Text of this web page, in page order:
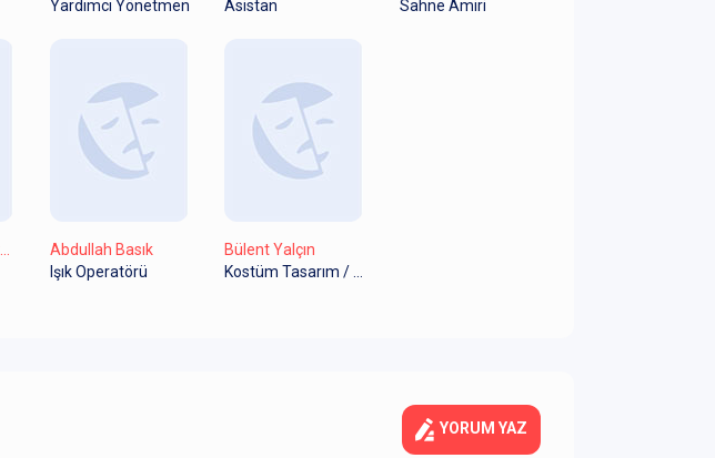
Yardımcı Yönetmen
Asistan
Sahne Amiri
Nil Nuran Tanrıseven
Abdullah Basık
Işık Operatörü
Bülent Yalçın
Kostüm Tasarım / Işık Tasarımı
YORUM YAZ